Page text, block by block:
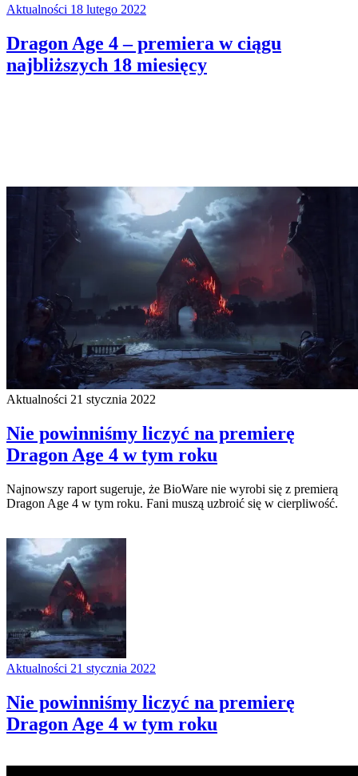
Aktualności 18 lutego 2022
Dragon Age 4 – premiera w ciągu
najbliższych 18 miesięcy
Aktualności 21 stycznia 2022
Nie powinniśmy liczyć na premierę
Dragon Age 4 w tym roku
Najnowszy raport sugeruje, że BioWare nie wyrobi się z premierą
Dragon Age 4 w tym roku. Fani muszą uzbroić się w cierpliwość.
Aktualności 21 stycznia 2022
Nie powinniśmy liczyć na premierę
Dragon Age 4 w tym roku